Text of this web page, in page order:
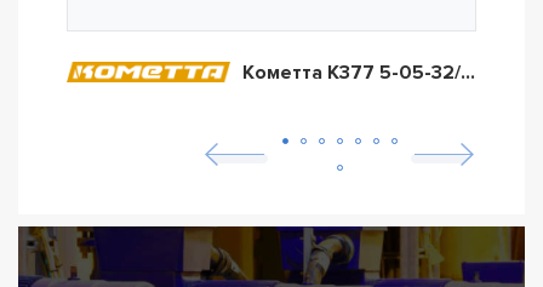
Кометта К377 5-05-32/16А/007Т2